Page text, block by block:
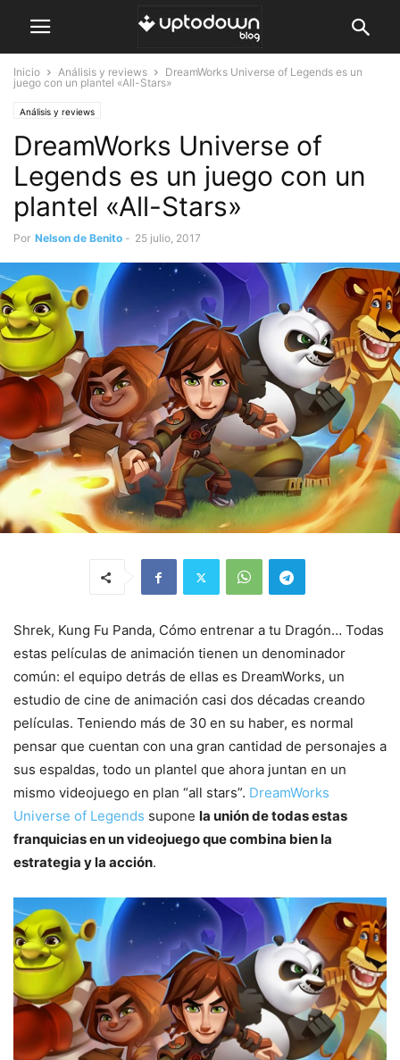
Inicio Análisis y reviews
DreamWorks Universe of Legends es un
juego con un plantel «All-Stars»
Análisis y reviews
DreamWorks Universe of
Legends es un juego con un
plantel «All-Stars»
Por Nelson de Benito - 25 julio, 2017
Shrek, Kung Fu Panda, Cómo entrenar a tu Dragón… Todas
estas películas de animación tienen un denominador
común: el equipo detrás de ellas es DreamWorks, un
estudio de cine de animación casi dos décadas creando
películas. Teniendo más de 30 en su haber, es normal
pensar que cuentan con una gran cantidad de personajes a
sus espaldas, todo un plantel que ahora juntan en un
mismo videojuego en plan “all stars”. DreamWorks
Universe of Legends supone la unión de todas estas
franquicias en un videojuego que combina bien la
estrategia y la acción.